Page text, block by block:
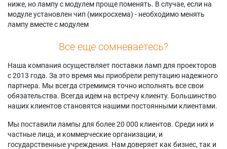
ниже, но лампу с модулем проще поменять. В случае, если на
модуле установлен чип (микросхема) - необходимо менять
лампу вместе с модулем
Все еще сомневаетесь?
Наша компания осуществляет поставки ламп для проекторов
с 2013 года. За это время мы приобрели репутацию надежного
партнера. Мы всегда стремимся точно исполнять все свои
обязательства. Всегда идем на встречу клиенту. Большинство
наших клиентов становятся нашими постоянными клиентами.
Мы поставили лампы для более 20 000 клиентов. Среди них и
частные лица, и коммерческие организации, и
государственные учреждения. Нам доверяет как бизнес, так и